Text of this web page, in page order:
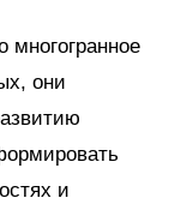
многогранное
они
и